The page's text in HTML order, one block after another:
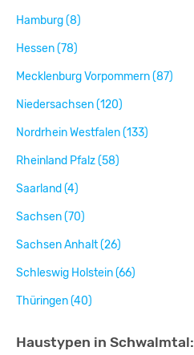
Hamburg (8)
Hessen (78)
Mecklenburg Vorpommern (87)
Niedersachsen (120)
Nordrhein Westfalen (133)
Rheinland Pfalz (58)
Saarland (4)
Sachsen (70)
Sachsen Anhalt (26)
Schleswig Holstein (66)
Thüringen (40)
Haustypen in Schwalmtal: